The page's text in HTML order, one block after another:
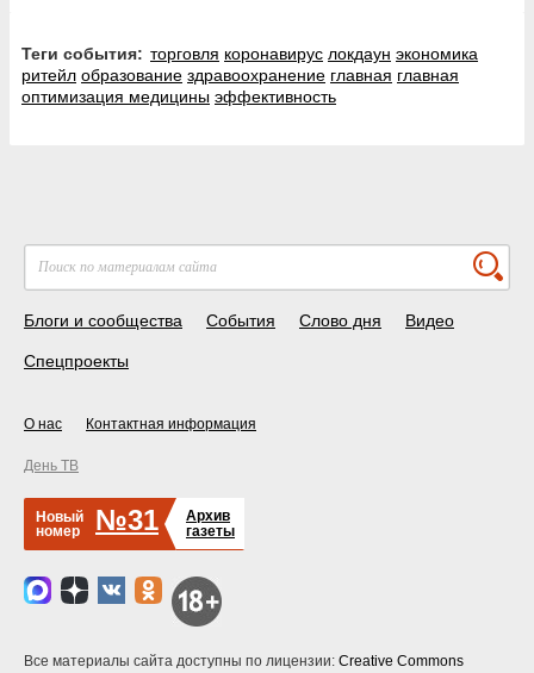
Теги события: торговля коронавирус локдаун экономика
ритейл образование здравоохранение главная главная
оптимизация медицины эффективность
Блоги и сообщества События Слово дня Видео
Спецпроекты
О нас Контактная информация
День ТВ
Новый
номер
№31
Архив
газеты
Все материалы сайта доступны по лицензии: Creative Commons